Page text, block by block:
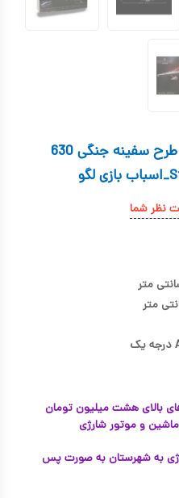
بازی علمی
بازی مشاغل
کودک
لگو جنگ ستارگان استار وارز طرح سفینه جنگی 630
نظر شما
بالای هشت میلیون تومان
و موتور شارژی
به شهرستان به صورت پس